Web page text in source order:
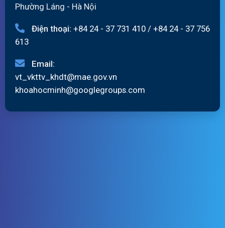
Phường Láng - Hà Nội
Điện thoại: +84 24 - 37 731 410 / +84 24 - 37 756
613
Email:
vt_vkttv_khdt@mae.gov.vn
khoahocminh@googlegroups.com